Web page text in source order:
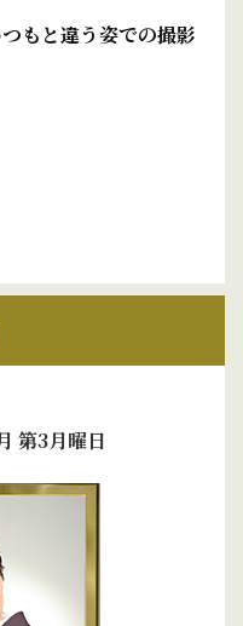
もと違う姿での撮影
第3月曜日